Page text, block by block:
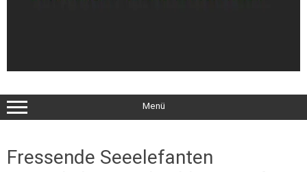
Menü
Fressende Seeelefanten